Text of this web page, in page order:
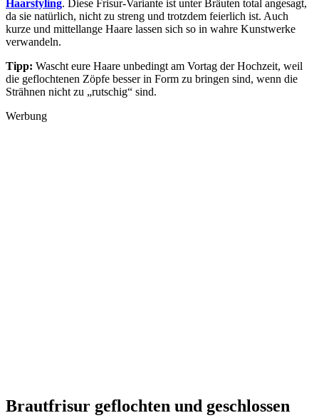
Haarstyling. Diese Frisur-Variante ist unter Bräuten total angesagt,
da sie natürlich, nicht zu streng und trotzdem feierlich ist. Auch
kurze und mittellange Haare lassen sich so in wahre Kunstwerke
verwandeln.
Tipp: Wascht eure Haare unbedingt am Vortag der Hochzeit, weil
die geflochtenen Zöpfe besser in Form zu bringen sind, wenn die
Strähnen nicht zu „rutschig“ sind.
Werbung
Brautfrisur geflochten und geschlossen